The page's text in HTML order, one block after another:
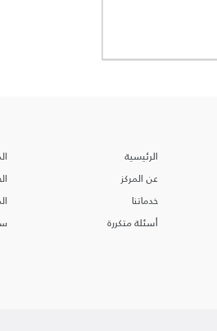
الرئيسية
عن المركز
خدماتنا
أسئلة متكررة